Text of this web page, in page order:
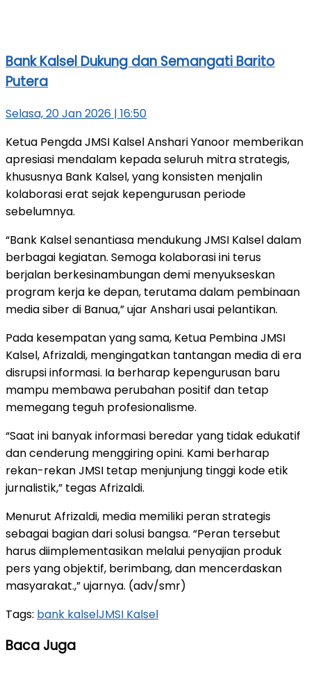
Bank Kalsel Dukung dan Semangati Barito
Putera
Selasa, 20 Jan 2026 | 16:50
Ketua Pengda JMSI Kalsel Anshari Yanoor memberikan
apresiasi mendalam kepada seluruh mitra strategis,
khususnya Bank Kalsel, yang konsisten menjalin
kolaborasi erat sejak kepengurusan periode
sebelumnya.
“Bank Kalsel senantiasa mendukung JMSI Kalsel dalam
berbagai kegiatan. Semoga kolaborasi ini terus
berjalan berkesinambungan demi menyukseskan
program kerja ke depan, terutama dalam pembinaan
media siber di Banua,” ujar Anshari usai pelantikan.
Pada kesempatan yang sama, Ketua Pembina JMSI
Kalsel, Afrizaldi, mengingatkan tantangan media di era
disrupsi informasi. Ia berharap kepengurusan baru
mampu membawa perubahan positif dan tetap
memegang teguh profesionalisme.
“Saat ini banyak informasi beredar yang tidak edukatif
dan cenderung menggiring opini. Kami berharap
rekan-rekan JMSI tetap menjunjung tinggi kode etik
jurnalistik,” tegas Afrizaldi.
Menurut Afrizaldi, media memiliki peran strategis
sebagai bagian dari solusi bangsa. “Peran tersebut
harus diimplementasikan melalui penyajian produk
pers yang objektif, berimbang, dan mencerdaskan
masyarakat.,” ujarnya. (adv/smr)
Tags: bank kalselJMSI Kalsel
Baca Juga